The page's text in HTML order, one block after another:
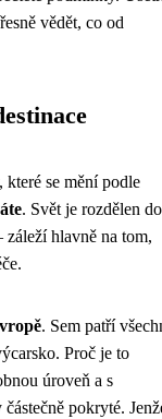
vědět, co od
které se mění podle
. Svět je rozdělen do
hlavně na tom,
. Sem patří
Proč je to
úroveň a s
pokryté.